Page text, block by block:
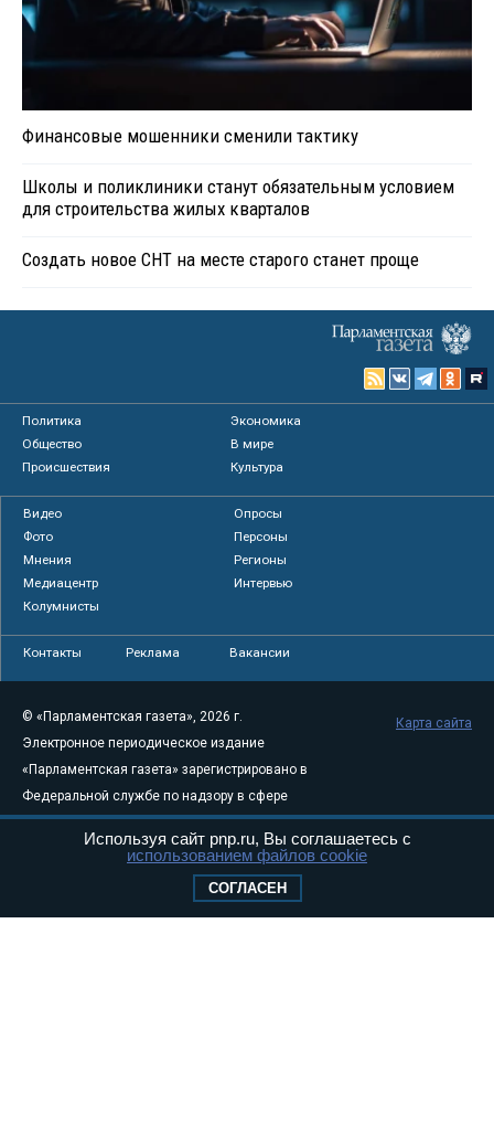
Финансовые мошенники сменили тактику
Школы и поликлиники станут обязательным условием
для строительства жилых кварталов
Создать новое СНТ на месте старого станет проще
Политика
Экономика
Общество
В мире
Происшествия
Культура
Видео
Опросы
Фото
Персоны
Мнения
Регионы
Медиацентр
Интервью
Колумнисты
Контакты Реклама Вакансии
© «Парламентская газета», 2026 г.
Электронное периодическое издание
«Парламентская газета» зарегистрировано в
Федеральной службе по надзору в сфере
связи, информационных технологий и
массовых коммуникаций (Роскомнадзор) 05
Свидетельство о регистрации Эл № ФС77-
Карта сайта
Используя сайт pnp.ru, Вы соглашаетесь с
использованием файлов cookie
СОГЛАСЕН